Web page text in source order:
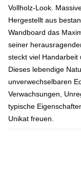
Vollholz-Look.
Hergestellt aus
Wandboard das
seiner
steckt viel Handarbeit
Dieses lebendige
unverwechselbaren
Verwachsungen,
typische
Unikat freuen.